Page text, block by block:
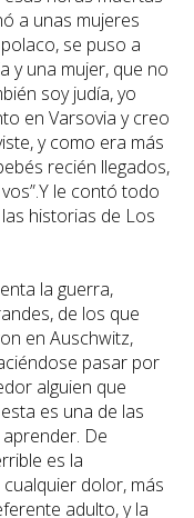
a unas mujeres
se puso a
y una mujer, que no
soy judía, yo
en Varsovia y creo
y como era más
recién llegados,
le contó todo
historias de Los
la guerra,
de los que
en Auschwitz,
pasar por
alguien que
es una de las
De
es la
dolor, más
adulto, y la